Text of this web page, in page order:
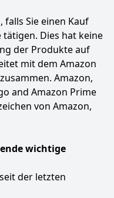
Sie einen Kauf
Dies hat keine
der Produkte auf
mit dem Amazon
Amazon,
and Amazon Prime
von Amazon,
wichtige
der letzten